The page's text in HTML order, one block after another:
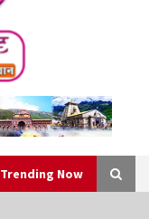
Trending Now